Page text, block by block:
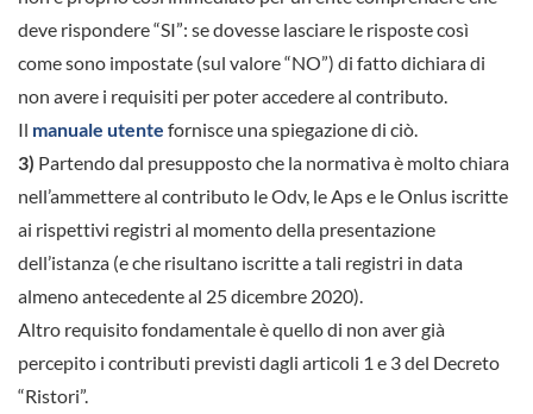
deve rispondere “SI”: se dovesse lasciare le risposte così
come sono impostate (sul valore “NO”) di fatto dichiara di
non avere i requisiti per poter accedere al contributo.
Il manuale utente fornisce una spiegazione di ciò.
3) Partendo dal presupposto che la normativa è molto chiara
nell’ammettere al contributo le Odv, le Aps e le Onlus iscritte
ai rispettivi registri al momento della presentazione
dell’istanza (e che risultano iscritte a tali registri in data
almeno antecedente al 25 dicembre 2020).
Altro requisito fondamentale è quello di non aver già
percepito i contributi previsti dagli articoli 1 e 3 del Decreto
“Ristori”.